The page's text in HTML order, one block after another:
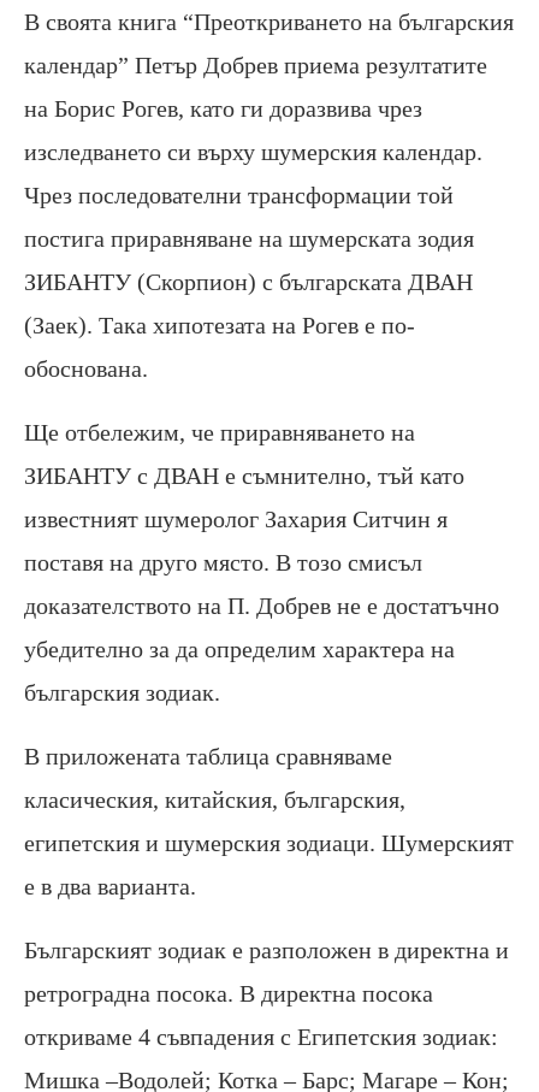
В своята книга “Преоткриването на българския
календар” Петър Добрев приема резултатите
на Борис Рогев, като ги доразвива чрез
изследването си върху шумерския календар.
Чрез последователни трансформации той
постига приравняване на шумерската зодия
ЗИБАНТУ (Скорпион) с българската ДВАН
(Заек). Така хипотезата на Рогев е по-
обоснована.
Ще отбележим, че приравняването на
ЗИБАНТУ с ДВАН е съмнително, тъй като
известният шумеролог Захария Ситчин я
поставя на друго място. В тозо смисъл
доказателството на П. Добрев не е достатъчно
убедително за да определим характера на
българския зодиак.
В приложената таблица сравняваме
класическия, китайския, българския,
египетския и шумерския зодиаци. Шумерският
е в два варианта.
Българският зодиак е разположен в директна и
ретроградна посока. В директна посока
откриваме 4 съвпадения с Египетския зодиак:
Мишка –Водолей; Котка – Барс; Магаре – Кон;